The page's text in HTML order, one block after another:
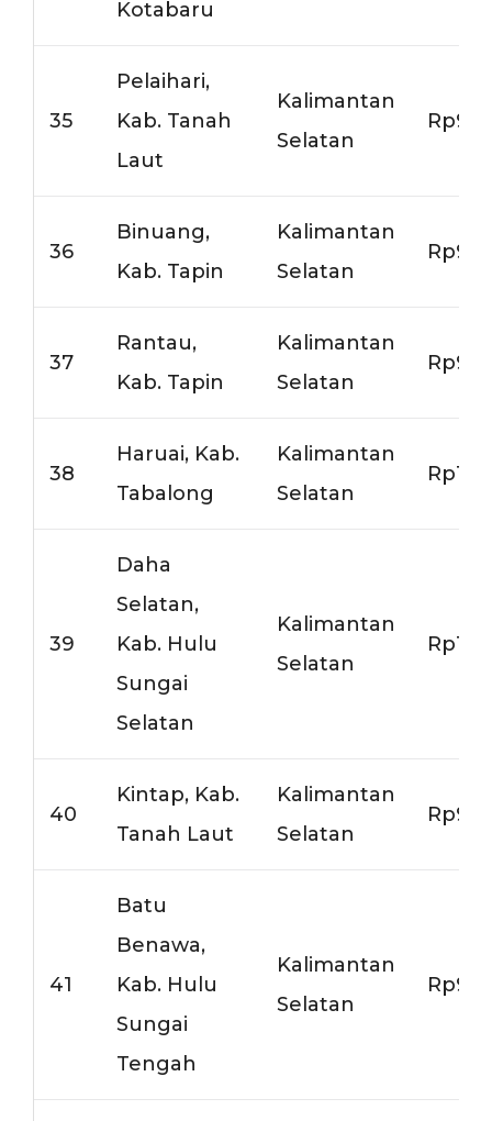
Kotabaru
35
Pelaihari,
Kab. Tanah
Laut
Kalimantan
Selatan
36
Binuang,
Kab. Tapin
Kalimantan
Selatan
37
Rantau,
Kab. Tapin
Kalimantan
Selatan
38
Haruai, Kab.
Tabalong
Kalimantan
Selatan
39
Daha
Selatan,
Kab. Hulu
Sungai
Selatan
Kalimantan
Selatan
40
Kintap, Kab.
Tanah Laut
Kalimantan
Selatan
41
Batu
Benawa,
Kab. Hulu
Sungai
Tengah
Kalimantan
Selatan